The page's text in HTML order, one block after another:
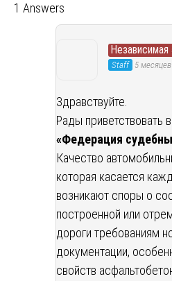
1 Answers
Независимая
Staff 5
Здравствуйте.
Рады приветствовать
«Федерация
Качество
которая касается
возникают споры о
построенной или
дороги требованиям
документации,
свойств